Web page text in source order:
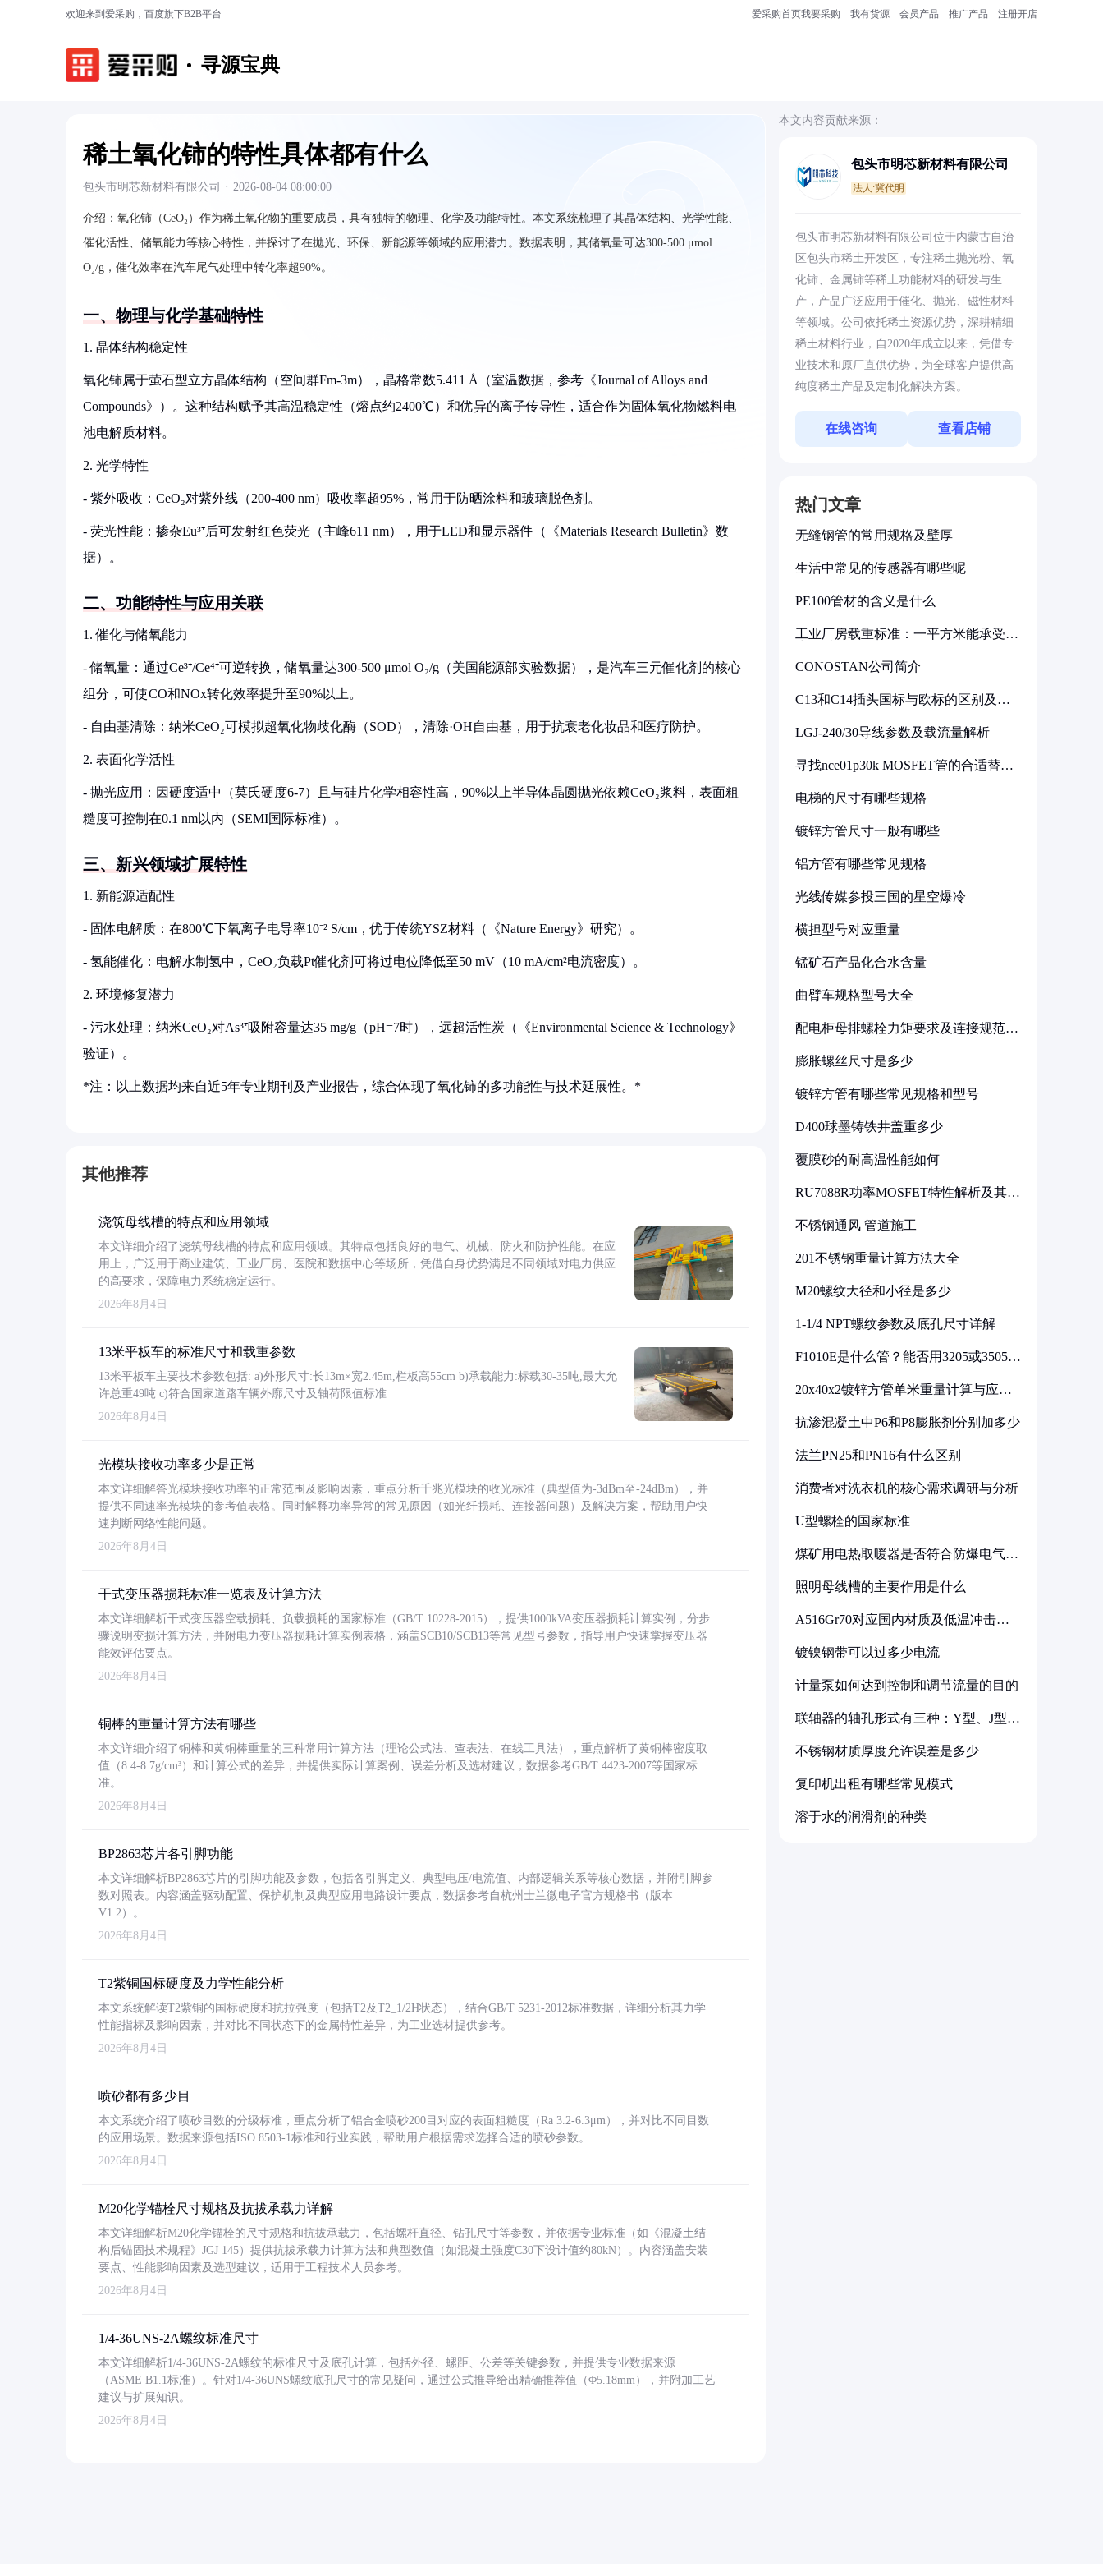
欢迎来到爱采购，百度旗下B2B平台 爱采购首页我要采购 我有货源 会员产品 推广产品 注册开店
寻源宝典
稀土氧化铈的特性具体都有什么
包头市明芯新材料有限公司 · 2026-08-04 08:00:00
介绍： 氧化铈（CeO₂）作为稀土氧化物的重要成员，具有独特的物理、化学及功能特性。本文系统梳理了其晶体结构、光学性能、
催化活性、储氧能力等核心特性，并探讨了在抛光、环保、新能源等领域的应用潜力。数据表明，其储氧量可达300-500 μmol
O₂/g，催化效率在汽车尾气处理中转化率超90%。
一、物理与化学基础特性
1. 晶体结构稳定性
氧化铈属于萤石型立方晶体结构（空间群Fm-3m），晶格常数5.411 Å（室温数据，参考《Journal of Alloys and
Compounds》）。这种结构赋予其高温稳定性（熔点约2400℃）和优异的离子传导性，适合作为固体氧化物燃料电
池电解质材料。
2. 光学特性
- 紫外吸收：CeO₂对紫外线（200-400 nm）吸收率超95%，常用于防晒涂料和玻璃脱色剂。
- 荧光性能：掺杂Eu³⁺后可发射红色荧光（主峰611 nm），用于LED和显示器件（《Materials Research Bulletin》数
据）。
二、功能特性与应用关联
1. 催化与储氧能力
- 储氧量：通过Ce³⁺/Ce⁴⁺可逆转换，储氧量达300-500 μmol O₂/g（美国能源部实验数据），是汽车三元催化剂的核心
组分，可使CO和NOx转化效率提升至90%以上。
- 自由基清除：纳米CeO₂可模拟超氧化物歧化酶（SOD），清除·OH自由基，用于抗衰老化妆品和医疗防护。
2. 表面化学活性
- 抛光应用：因硬度适中（莫氏硬度6-7）且与硅片化学相容性高，90%以上半导体晶圆抛光依赖CeO₂浆料，表面粗
糙度可控制在0.1 nm以内（SEMI国际标准）。
三、新兴领域扩展特性
1. 新能源适配性
- 固体电解质：在800℃下氧离子电导率10⁻² S/cm，优于传统YSZ材料（《Nature Energy》研究）。
- 氢能催化：电解水制氢中，CeO₂负载Pt催化剂可将过电位降低至50 mV（10 mA/cm²电流密度）。
2. 环境修复潜力
- 污水处理：纳米CeO₂对As³⁺吸附容量达35 mg/g（pH=7时），远超活性炭（《Environmental Science & Technology》
验证）。
*注：以上数据均来自近5年专业期刊及产业报告，综合体现了氧化铈的多功能性与技术延展性。*
其他推荐
浇筑母线槽的特点和应用领域
本文详细介绍了浇筑母线槽的特点和应用领域。其特点包括良好的电气、机械、防火和防护性能。在应
用上，广泛用于商业建筑、工业厂房、医院和数据中心等场所，凭借自身优势满足不同领域对电力供应
的高要求，保障电力系统稳定运行。
2026年8月4日
13米平板车的标准尺寸和载重参数
13米平板车主要技术参数包括: a)外形尺寸:长13m×宽2.45m,栏板高55cm b)承载能力:标载30-35吨,最大允
许总重49吨 c)符合国家道路车辆外廓尺寸及轴荷限值标准
2026年8月4日
光模块接收功率多少是正常
本文详细解答光模块接收功率的正常范围及影响因素，重点分析千兆光模块的收光标准（典型值为-3dBm至-24dBm），并
提供不同速率光模块的参考值表格。同时解释功率异常的常见原因（如光纤损耗、连接器问题）及解决方案，帮助用户快
速判断网络性能问题。
2026年8月4日
干式变压器损耗标准一览表及计算方法
本文详细解析干式变压器空载损耗、负载损耗的国家标准（GB/T 10228-2015），提供1000kVA变压器损耗计算实例，分步
骤说明变损计算方法，并附电力变压器损耗计算实例表格，涵盖SCB10/SCB13等常见型号参数，指导用户快速掌握变压器
能效评估要点。
2026年8月4日
铜棒的重量计算方法有哪些
本文详细介绍了铜棒和黄铜棒重量的三种常用计算方法（理论公式法、查表法、在线工具法），重点解析了黄铜棒密度取
值（8.4-8.7g/cm³）和计算公式的差异，并提供实际计算案例、误差分析及选材建议，数据参考GB/T 4423-2007等国家标
准。
2026年8月4日
BP2863芯片各引脚功能
本文详细解析BP2863芯片的引脚功能及参数，包括各引脚定义、典型电压/电流值、内部逻辑关系等核心数据，并附引脚参
数对照表。内容涵盖驱动配置、保护机制及典型应用电路设计要点，数据参考自杭州士兰微电子官方规格书（版本
V1.2）。
2026年8月4日
T2紫铜国标硬度及力学性能分析
本文系统解读T2紫铜的国标硬度和抗拉强度（包括T2及T2_1/2H状态），结合GB/T 5231-2012标准数据，详细分析其力学
性能指标及影响因素，并对比不同状态下的金属特性差异，为工业选材提供参考。
2026年8月4日
喷砂都有多少目
本文系统介绍了喷砂目数的分级标准，重点分析了铝合金喷砂200目对应的表面粗糙度（Ra 3.2-6.3μm），并对比不同目数
的应用场景。数据来源包括ISO 8503-1标准和行业实践，帮助用户根据需求选择合适的喷砂参数。
2026年8月4日
M20化学锚栓尺寸规格及抗拔承载力详解
本文详细解析M20化学锚栓的尺寸规格和抗拔承载力，包括螺杆直径、钻孔尺寸等参数，并依据专业标准（如《混凝土结
构后锚固技术规程》JGJ 145）提供抗拔承载力计算方法和典型数值（如混凝土强度C30下设计值约80kN）。内容涵盖安装
要点、性能影响因素及选型建议，适用于工程技术人员参考。
2026年8月4日
1/4-36UNS-2A螺纹标准尺寸
本文详细解析1/4-36UNS-2A螺纹的标准尺寸及底孔计算，包括外径、螺距、公差等关键参数，并提供专业数据来源
（ASME B1.1标准）。针对1/4-36UNS螺纹底孔尺寸的常见疑问，通过公式推导给出精确推荐值（Φ5.18mm），并附加工艺
建议与扩展知识。
2026年8月4日
本文内容贡献来源：
包头市明芯新材料有限公司
法人:冀代明
包头市明芯新材料有限公司位于内蒙古自治
区包头市稀土开发区，专注稀土抛光粉、氧
化铈、金属铈等稀土功能材料的研发与生
产，产品广泛应用于催化、抛光、磁性材料
等领域。公司依托稀土资源优势，深耕精细
稀土材料行业，自2020年成立以来，凭借专
业技术和原厂直供优势，为全球客户提供高
纯度稀土产品及定制化解决方案。
在线咨询 查看店铺
热门文章
无缝钢管的常用规格及壁厚
生活中常见的传感器有哪些呢
PE100管材的含义是什么
工业厂房载重标准：一平方米能承受多
CONOSTAN公司简介
C13和C14插头国标与欧标的区别及其
LGJ-240/30导线参数及载流量解析
寻找nce01p30k MOSFET管的合适替代
电梯的尺寸有哪些规格
镀锌方管尺寸一般有哪些
铝方管有哪些常见规格
光线传媒参投三国的星空爆冷
横担型号对应重量
锰矿石产品化合水含量
曲臂车规格型号大全
配电柜母排螺栓力矩要求及连接规范详
膨胀螺丝尺寸是多少
镀锌方管有哪些常见规格和型号
D400球墨铸铁井盖重多少
覆膜砂的耐高温性能如何
RU7088R功率MOSFET特性解析及其在
不锈钢通风 管道施工
201不锈钢重量计算方法大全
M20螺纹大径和小径是多少
1-1/4 NPT螺纹参数及底孔尺寸详解
F1010E是什么管？能否用3205或3505代
20x40x2镀锌方管单米重量计算与应用
抗渗混凝土中P6和P8膨胀剂分别加多少
法兰PN25和PN16有什么区别
消费者对洗衣机的核心需求调研与分析
U型螺栓的国家标准
煤矿用电热取暖器是否符合防爆电气设
照明母线槽的主要作用是什么
A516Gr70对应国内材质及低温冲击要
镀镍钢带可以过多少电流
计量泵如何达到控制和调节流量的目的
联轴器的轴孔形式有三种：Y型、J型、
不锈钢材质厚度允许误差是多少
复印机出租有哪些常见模式
溶于水的润滑剂的种类